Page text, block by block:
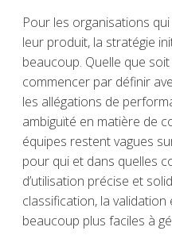
Pour les organisations
leur produit, la stratégie
beaucoup. Quelle que
commencer par définir
les allégations de
ambiguïté en matière de
équipes restent vagues
pour qui et dans quelles
d’utilisation précise et
classification, la validation
beaucoup plus faciles à